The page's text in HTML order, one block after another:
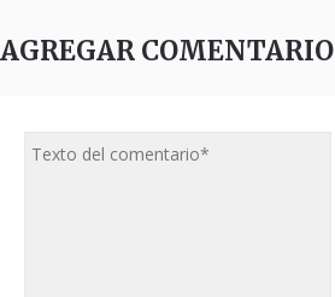
AGREGAR COMENTARIO